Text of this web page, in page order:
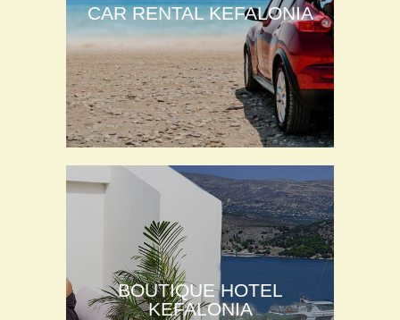
CAR RENTAL KEFALONIA
BOUTIQUE HOTEL
KEFALONIA